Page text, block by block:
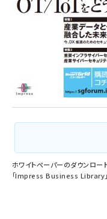
ホワイトペーパーのダウンロー
「Impress Business Library